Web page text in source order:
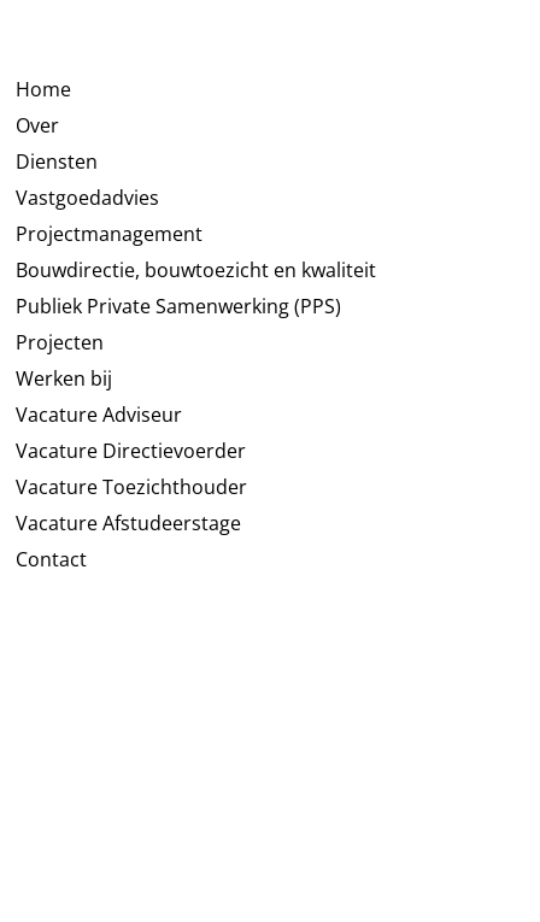
Home
Over
Diensten
Vastgoedadvies
Projectmanagement
Bouwdirectie, bouwtoezicht en kwaliteit
Publiek Private Samenwerking (PPS)
Projecten
Werken bij
Vacature Adviseur
Vacature Directievoerder
Vacature Toezichthouder
Vacature Afstudeerstage
Contact